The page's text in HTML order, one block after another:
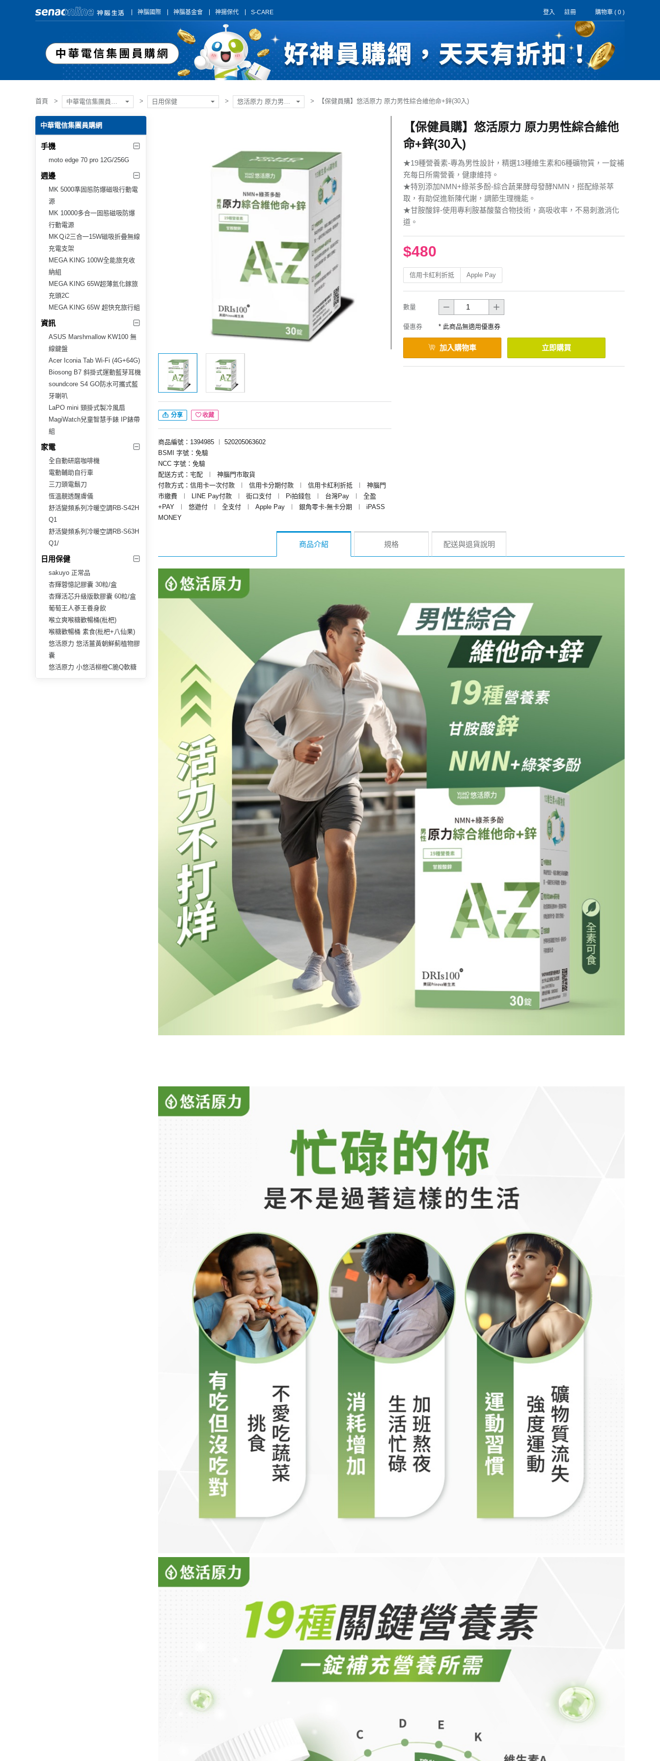
神腦國際 神腦基金會 神揚保代 S-CARE 登入 註冊 購物車 ( 0 )
首頁 日用保健 【保健員購】悠活原力 原力男性綜合維他命+鋅(30入)
中華電信集團員購網
手機
moto edge 70 pro 12G/256G
週邊
MK 5000準固態防爆磁吸行動電
源
MK 10000多合一固態磁吸防爆
行動電源
MKＱi2三合一15W磁吸折疊無線
充電支架
MEGA KING 100W全能旅充收
納組
MEGA KING 65W超薄氮化鎵旅
充頭2C
MEGA KING 65W 超快充旅行組
資訊
ASUS Marshmallow KW100 無
線鍵盤
Acer Iconia Tab Wi-Fi (4G+64G)
Biosong B7 斜掛式運動藍芽耳機
soundcore S4 GO防水可攜式藍
牙喇叭
LaPO mini 頸掛式製冷風扇
MagiWatch兒童智慧手錶 IP錶帶
組
家電
全自動研磨咖啡機
電動輔助自行車
三刀頭電鬍刀
恆溫靚透醒膚儀
舒活變頻系列冷暖空調RB-S42H
Q1
舒活變頻系列冷暖空調RB-S63H
Q1/
日用保健
sakuyo 正常品
杏輝蓉憶記膠囊 30粒/盒
杏輝活芯升級版軟膠囊 60粒/盒
葡萄王人蔘王養身飲
喉立爽喉糖歡暢桶(枇杷)
喉糖歡暢桶 素食(枇杷+八仙果)
悠活原力 悠活薑黃朝鮮薊植物膠
囊
悠活原力 小悠活柳橙C脆Q軟糖
分享 收藏
商品編號：1394985 ︱
520205063602
BSMI 字號：免驗
NCC 字號：免驗
配送方式：宅配
︱
神腦門市取貨
付款方式：信用卡一次付款
︱ 信用卡分期付款 ︱ 信用卡紅利折抵 ︱
神腦門
市繳費
︱ LINE Pay付款 ︱ 街口支付 ︱ Pi拍錢包 ︱ 台灣Pay ︱
全盈
+PAY
︱ 悠遊付 ︱ 全支付 ︱ Apple Pay ︱ 銀角零卡-無卡分期 ︱
iPASS
MONEY
【保健員購】悠活原力 原力男性綜合維他
命+鋅(30入)
★19種營養素-專為男性設計，精選13種維生素和6種礦物質，一錠補
充每日所需營養，健康維持。
★特別添加NMN+綠茶多酚-綜合蔬果酵母發酵NMN，搭配綠茶萃
取，有助促進新陳代謝，調節生理機能。
★甘胺酸鋅-使用專利胺基酸螯合物技術，高吸收率，不易刺激消化
道。
$480
信用卡紅利折抵 Apple Pay
數量
優惠券 * 此商品無適用優惠券
加入購物車 立即購買
商品介紹 規格 配送與退貨說明